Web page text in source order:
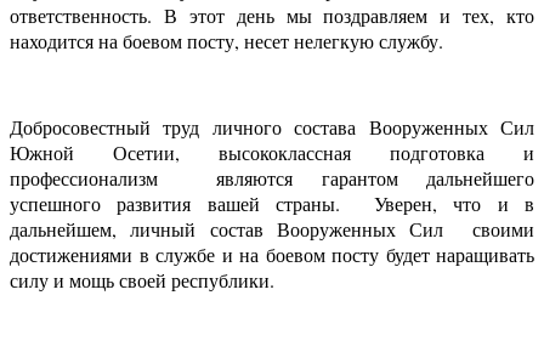
ответственность. В этот день мы поздравляем и тех, кто
находится на боевом посту, несет нелегкую службу.
Добросовестный труд личного состава Вооруженных Сил
Южной Осетии, высококлассная подготовка и
профессионализм являются гарантом дальнейшего
успешного развития вашей страны. Уверен, что и в
дальнейшем, личный состав Вооруженных Сил своими
достижениями в службе и на боевом посту будет наращивать
силу и мощь своей республики.